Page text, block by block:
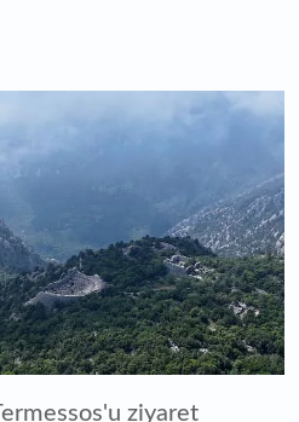
Termessos'u ziyaret